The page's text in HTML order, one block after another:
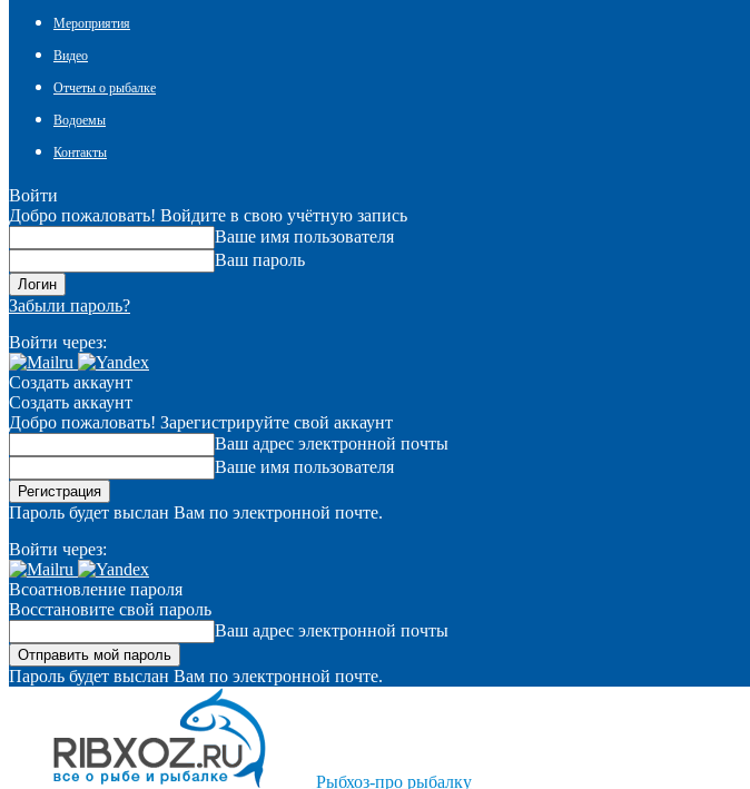
Мероприятия
Видео
Отчеты о рыбалке
Водоемы
Контакты
Войти
Добро пожаловать! Войдите в свою учётную запись
Ваше имя пользователя
Ваш пароль
Забыли пароль?
Войти через:
Создать аккаунт
Создать аккаунт
Добро пожаловать! Зарегистрируйте свой аккаунт
Ваш адрес электронной почты
Ваше имя пользователя
Пароль будет выслан Вам по электронной почте.
Войти через:
Всоатновление пароля
Восстановите свой пароль
Ваш адрес электронной почты
Пароль будет выслан Вам по электронной почте.
Рыбхоз-про рыбалку